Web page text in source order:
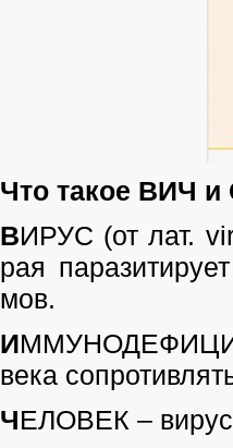
Что та­кое ВИЧ
ВИРУС (от лат.
рая
мов.
ИММУНОДЕФИЦИТ
ве­ка
ЧЕЛОВЕК –